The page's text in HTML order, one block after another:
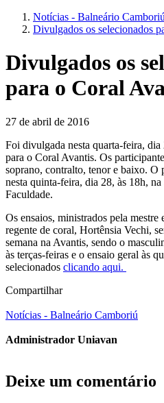
Notícias - Balneário Camboriú
Divulgados os selecionados
Divulgados os
para o Coral
27 de abril de 2016
Foi divulgada nesta quarta-feira,
para o Coral Avantis. Os
soprano, contralto, tenor e baixo. O
nesta quinta-feira, dia 28, às 18h, na
Faculdade.
Os ensaios, ministrados pela
regente de coral, Hortênsia Vechi,
semana na Avantis, sendo o
às terças-feiras e o ensaio geral às
selecionados clicando aqui.
Compartilhar
Notícias - Balneário Camboriú
Administrador Uniavan
Deixe um comentário